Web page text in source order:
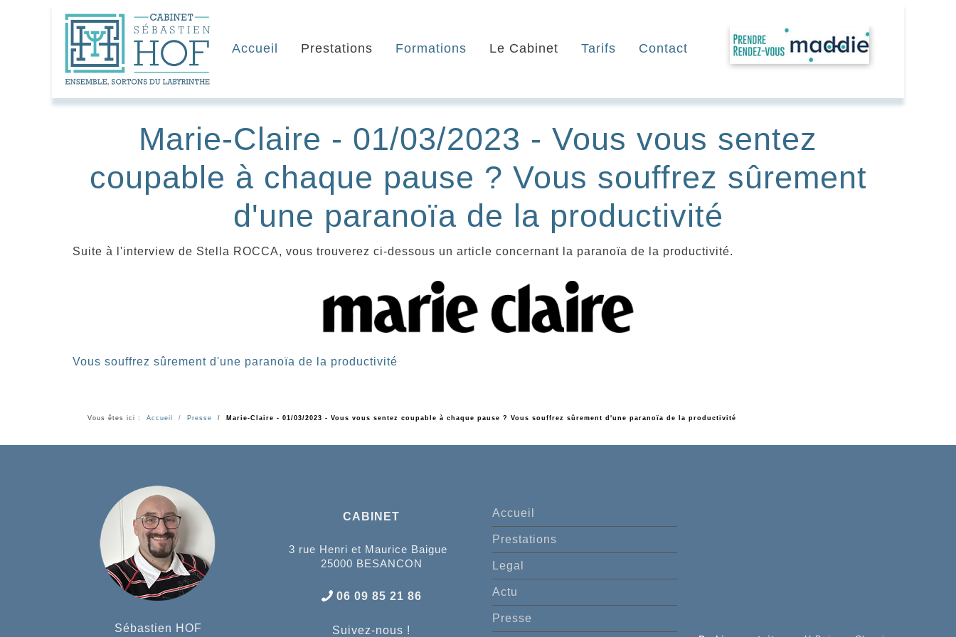
Accueil Prestations Formations Le Cabinet Tarifs Contact
Marie-Claire - 01/03/2023 - Vous vous sentez
coupable à chaque pause ? Vous souffrez sûrement
d'une paranoïa de la productivité
Suite à l'interview de Stella ROCCA, vous trouverez ci-dessous un article concernant la paranoïa de la productivité.
Vous souffrez sûrement d'une paranoïa de la productivité
Vous êtes ici : Accueil Presse Marie-Claire - 01/03/2023 - Vous vous sentez coupable à chaque pause ? Vous souffrez sûrement d'une paranoïa de la productivité
Sébastien HOF
CABINET
3 rue Henri et Maurice Baigue
25000 BESANCON
06 09 85 21 86
Suivez-nous !
Accueil
Prestations
Legal
Actu
Presse